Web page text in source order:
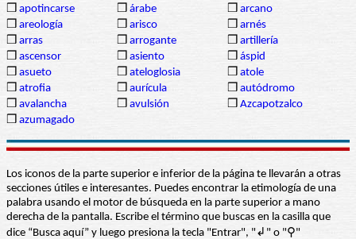
❒ apotincarse ❒ árabe ❒ arcano
❒ areología ❒ arisco ❒ arnés
❒ arras ❒ arrogante ❒ artillería
❒ ascensor ❒ asiento ❒ áspid
❒ asueto ❒ ateloglosia ❒ atole
❒ atrofia ❒ aurícula ❒ autódromo
❒ avalancha ❒ avulsión ❒ Azcapotzalco
❒ azumagado
Los iconos de la parte superior e inferior de la página te llevarán a otras
secciones útiles e interesantes. Puedes encontrar la etimología de una
palabra usando el motor de búsqueda en la parte superior a mano
derecha de la pantalla. Escribe el término que buscas en la casilla que
dice “Busca aquí” y luego presiona la tecla "Entrar", "↲" o "⚲"